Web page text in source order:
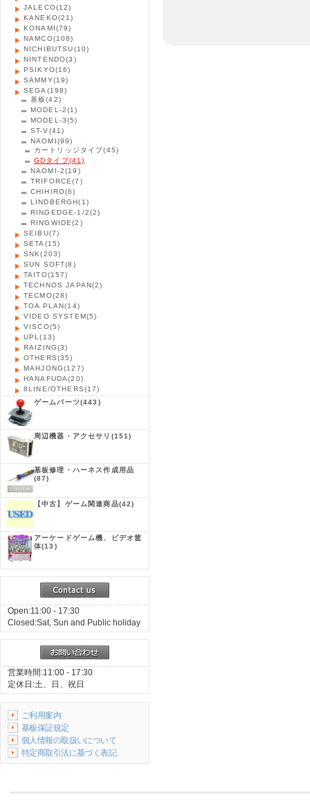
JALECO(12)
KANEKO(21)
KONAMI(79)
NAMCO(108)
NICHIBUTSU(10)
NINTENDO(3)
PSIKYO(16)
SAMMY(19)
SEGA (198)
基板(42)
MODEL-2(1)
MODEL-3(5)
ST-V(41)
NAOMI(99)
カートリッジタイプ(45)
GDタイプ(41)
NAOMI-2(19)
TRIFORCE(7)
CHIHIRO(6)
LINDBERGH(1)
RINGEDGE-1/2(2)
RINGWIDE(2)
SEIBU(7)
SETA (15)
SNK(203)
SUN SOFT(8)
TAITO(157)
TECHNOS JAPAN(2)
TECMO(28)
TOA PLAN(14)
VIDEO SYSTEM(5)
VISCO(5)
UPL(13)
RAIZING(3)
OTHERS(35)
MAHJONG(127)
HANAFUDA(20)
8LINE/OTHERS(17)
ゲームパーツ(443)
周辺機器・アクセサリ (151)
基板修理・ハーネス作成用品
(87)
【中古】ゲーム関連商品(42)
アーケードゲーム機、ビデオ筐
体(13)
Open:11:00 - 17:30
Closed:Sat, Sun and Public holiday
営業時間:11:00 - 17:30
定休日:土、日、祝日
ご利用案内
基板保証規定
個人情報の取扱いについて
特定商取引法に基づく表記